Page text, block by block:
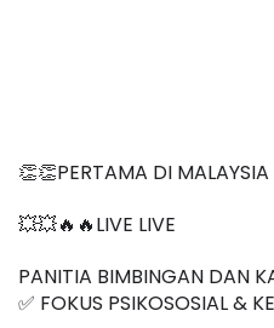
👏👏PERTAMA DI MALAYSIA
💥💥🔥🔥LIVE LIVE
PANITIA BIMBINGAN DAN
✅ FOKUS PSIKOSOSIAL &